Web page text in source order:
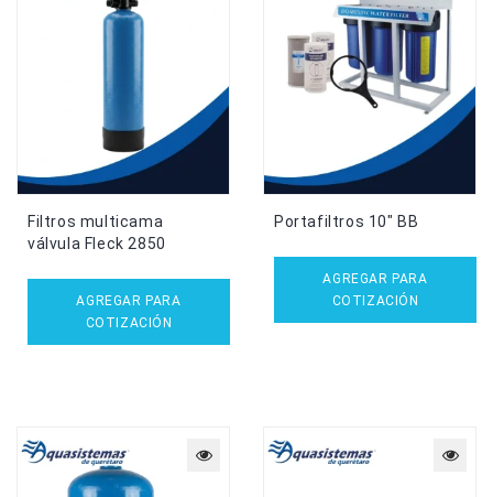
Filtros multicama
válvula Fleck 2850
AGREGAR PARA
COTIZACIÓN
Portafiltros 10″ BB
AGREGAR PARA
COTIZACIÓN